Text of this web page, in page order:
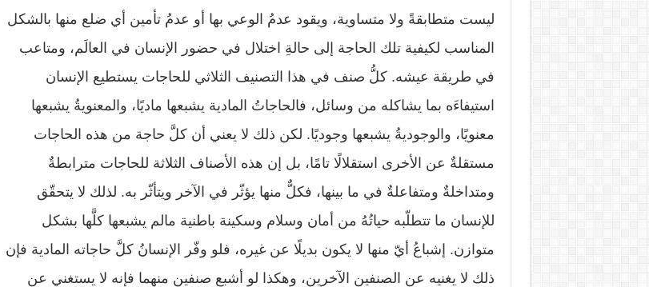
ليست متطابقةً ولا متساوية، ويقود عدمُ الوعي بها أو عدمُ تأمين أي ضلع منها بالشكل
المناسب لكيفية تلك الحاجة إلى حالةِ اختلال في حضور الإنسان في العالَم، ومتاعب
في طريقة عيشه. كلُّ صنف في هذا التصنيف الثلاثي للحاجات يستطيع الإنسان
استيفاءَه بما يشاكله من وسائل، فالحاجاتُ المادية يشبعها ماديًا، والمعنويةُ يشبعها
معنويًا، والوجوديةُ يشبعها وجوديًا. لكن ذلك لا يعني أن كلَّ حاجة من هذه الحاجات
مستقلةٌ عن الأخرى استقلالًا تامًا، بل إن هذه الأصناف الثلاثة للحاجات مترابطةٌ
ومتداخلةٌ ومتفاعلةٌ في ما بينها، فكلٌّ منها يؤثّر في الآخر ويتأثّر به. لذلك لا يتحقّق
للإنسان ما تتطلّبه حياتُهُ من أمان وسلام وسكينة باطنية مالم يشبعها كلَّها بشكل
متوازن. إشباعُ أيّ منها لا يكون بديلًا عن غيره، فلو وفّر الإنسانُ كلَّ حاجاته المادية فإن
ذلك لا يغنيه عن الصنفين الآخرين، وهكذا لو أشبع صنفين منهما فإنه لا يستغني عن